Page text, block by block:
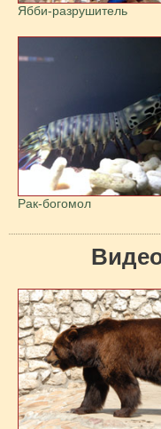
Ябби-разрушитель
Рак-богомол